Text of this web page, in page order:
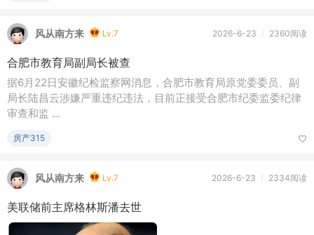
风从南方来 Lv.7 2026-6-23 / 2360阅读
合肥市教育局副局长被查
据6月22日安徽纪检监察网消息，合肥市教育局原党委委员、副
局长陆昌云涉嫌严重违纪违法，目前正接受合肥市纪委监委纪律
审查和监 ...
房产315
风从南方来 Lv.7 2026-6-23 / 2334阅读
美联储前主席格林斯潘去世